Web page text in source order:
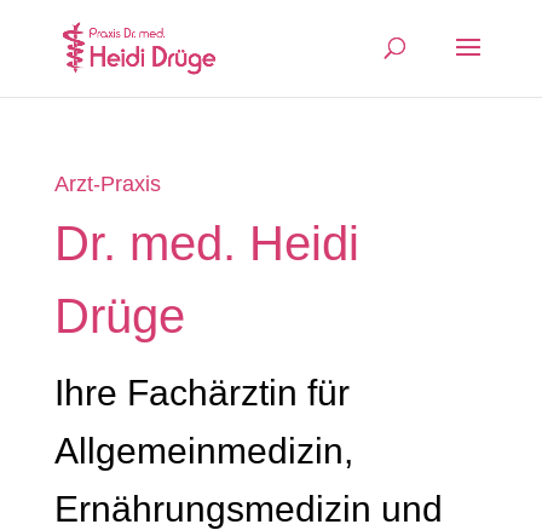
Arzt-Praxis
Dr. med. Heidi
Drüge
Ihre Fachärztin für
Allgemeinmedizin,
Ernährungsmedizin und